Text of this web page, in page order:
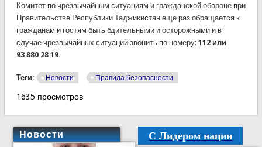
Комитет по чрезвычайным ситуациям и гражданской обороне при
Правительстве Республики Таджикистан еще раз обращается к
гражданам и гостям быть бдительными и осторожными и в
случае чрезвычайных ситуаций звонить по номеру: 112 или
93 880 28 19.
Теги: Новости Правила безопасности
1635 просмотров
Новости С Лидером нации